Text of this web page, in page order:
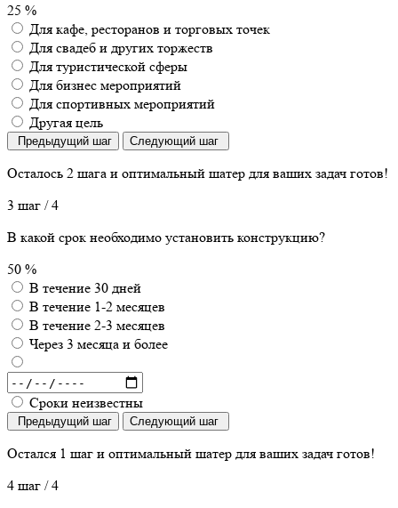
25 %
Для кафе, ресторанов и торговых точек
Для свадеб и других торжеств
Для туристической сферы
Для бизнес мероприятий
Для спортивных мероприятий
Другая цель
Предыдущий шаг Следующий шаг
Осталось 2 шага и оптимальный шатер для ваших задач готов!
3 шаг / 4
В какой срок необходимо установить конструкцию?
50 %
В течение 30 дней
В течение 1-2 месяцев
В течение 2-3 месяцев
Через 3 месяца и более
Сроки неизвестны
Предыдущий шаг Следующий шаг
Остался 1 шаг и оптимальный шатер для ваших задач готов!
4 шаг / 4